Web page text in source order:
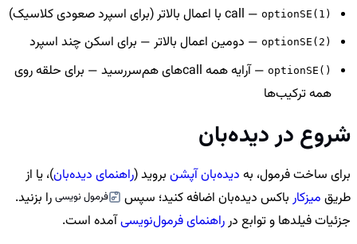
optionSE(1) — call با اعمال بالاتر (برای اسپرد صعودی کلاسیک)
optionSE(2) — دومین اعمال بالاتر — برای اسکن چند اسپرد
optionSE()
— آرایه همه callهای هم‌سررسید — برای حلقه روی
همه ترکیب‌ها
شروع در دیده‌بان
برای ساخت فرمول، به دیده‌بان آپشن بروید (راهنمای دیده‌بان)، یا از
طریق میزکار باکس دیده‌بان اضافه کنید؛ سپس فرمول نویسیرا بزنید.
جزئیات فیلدها و توابع درراهنمای فرمول‌نویسیآمده است.